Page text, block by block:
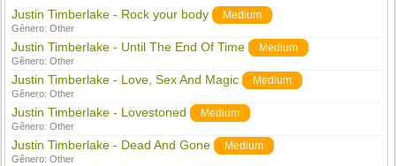
Justin Timberlake - Rock your body Medium
Gênero:Other
Justin Timberlake - Until The End Of Time Medium
Gênero:Other
Justin Timberlake - Love, Sex And Magic Medium
Gênero:Other
Justin Timberlake - Lovestoned Medium
Gênero:Other
Justin Timberlake - Dead And Gone Medium
Gênero:Other